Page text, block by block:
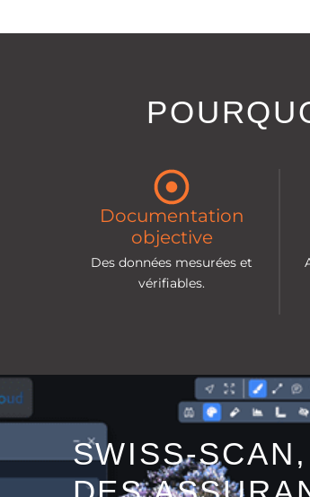
Documentation
objective
Des données mesurées et
vérifiables.
SWISS-